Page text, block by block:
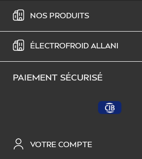
NOS PRODUITS
ÉLECTROFROID ALLANI
PAIEMENT SÉCURISÉ
VOTRE COMPTE